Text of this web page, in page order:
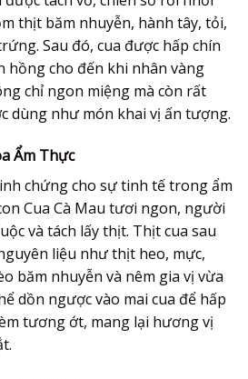
thịt băm nhuyễn, hành tây, tỏi,
Sau đó, cua được hấp chín
hồng cho đến khi nhân vàng
chỉ ngon miệng mà còn rất
dùng như món khai vị ấn tượng.
Ẩm Thực
chứng cho sự tinh tế trong ẩm
Cua Cà Mau tươi ngon, người
và tách lấy thịt. Thịt cua sau
liệu như thịt heo, mực,
băm nhuyễn và nêm gia vị vừa
dồn ngược vào mai cua để hấp
tương ớt, mang lại hương vị